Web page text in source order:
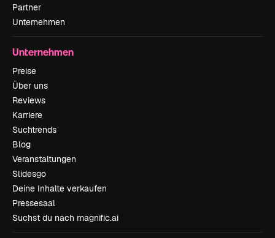
Partner
Unternehmen
Unternehmen
Preise
Über uns
Reviews
Karriere
Suchtrends
Blog
Veranstaltungen
Slidesgo
Deine Inhalte verkaufen
Pressesaal
Suchst du nach magnific.ai